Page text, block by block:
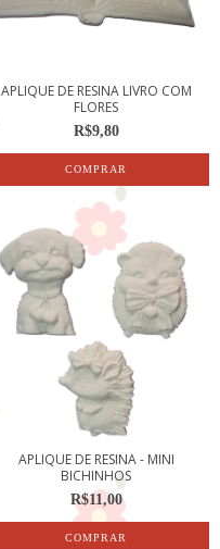
APLIQUE DE RESINA LIVRO COM
FLORES
R$9,80
APLIQUE DE RESINA - MINI
BICHINHOS
R$11,00